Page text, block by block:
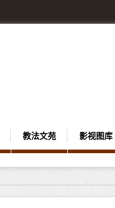
教法文苑 影视图库